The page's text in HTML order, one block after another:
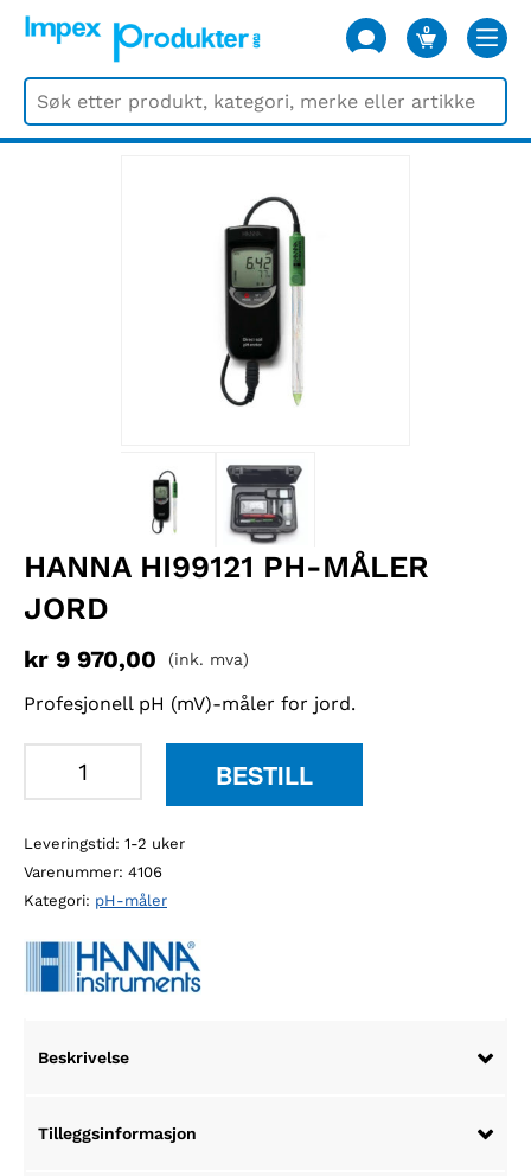
0
VARER
HANNA HI99121 PH-MÅLER
JORD
kr 9 970,00 (ink. mva)
Profesjonell pH (mV)-måler for jord.
måler
jord
antall
BESTILL
Leveringstid: 1-2 uker
Varenummer: 4106
Kategori: pH-måler
Beskrivelse
Tilleggsinformasjon